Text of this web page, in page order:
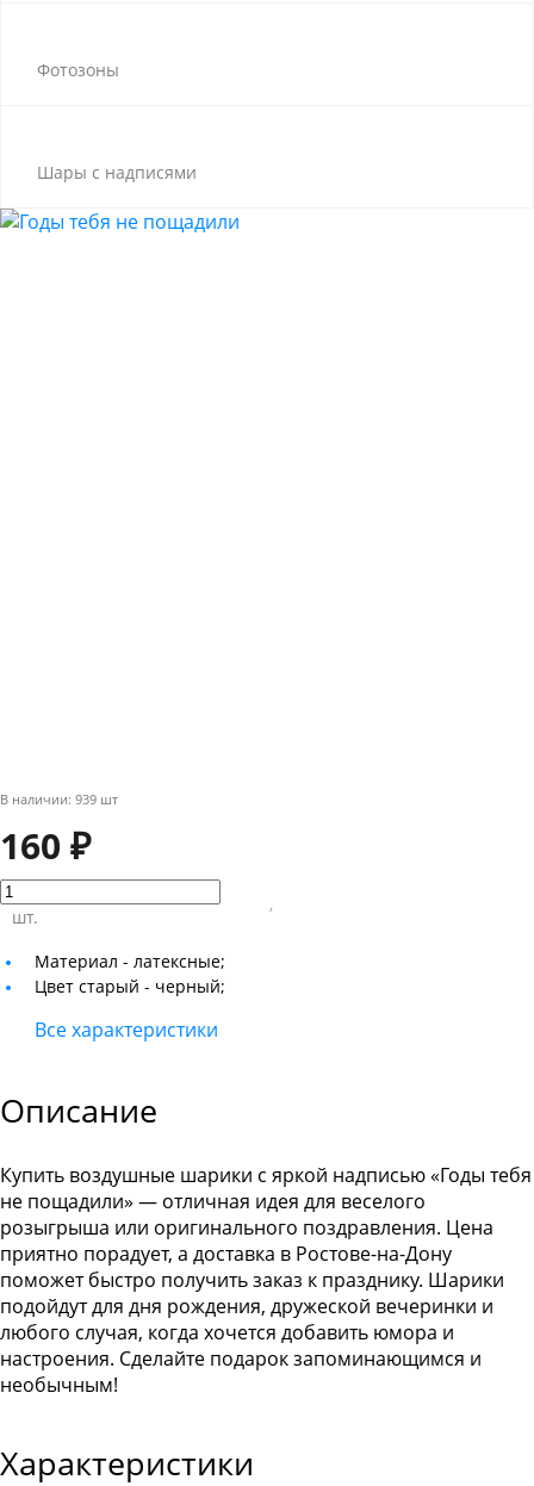
Фотозоны
Шары с надписями
В наличии: 939 шт
160 ₽
шт.
Материал - латексные;
Цвет старый - черный;
Все характеристики
Описание
Купить воздушные шарики с яркой надписью «Годы тебя
не пощадили» — отличная идея для веселого
розыгрыша или оригинального поздравления. Цена
приятно порадует, а доставка в Ростове-на-Дону
поможет быстро получить заказ к празднику. Шарики
подойдут для дня рождения, дружеской вечеринки и
любого случая, когда хочется добавить юмора и
настроения. Сделайте подарок запоминающимся и
необычным!
Характеристики